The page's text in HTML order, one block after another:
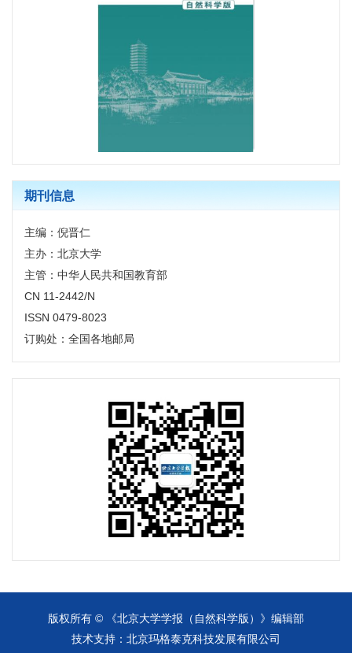
期刊信息
主编：倪晋仁
主办：北京大学
主管：中华人民共和国教育部
CN 11-2442/N
ISSN 0479-8023
订购处：全国各地邮局
版权所有 © 《北京大学学报（自然科学版）》编辑部
技术支持： 北京玛格泰克科技发展有限公司